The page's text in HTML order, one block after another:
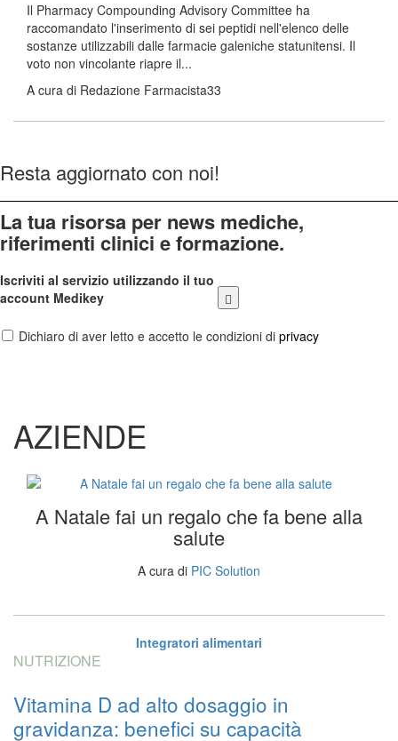
Il Pharmacy Compounding Advisory Committee ha
raccomandato l'inserimento di sei peptidi nell'elenco delle
sostanze utilizzabili dalle farmacie galeniche statunitensi. Il
voto non vincolante riapre il...
A cura di Redazione Farmacista33
Resta aggiornato con noi!
La tua risorsa per news mediche,
riferimenti clinici e formazione.
Iscriviti al servizio utilizzando il tuo
account Medikey
Dichiaro di aver letto e accetto le condizioni di privacy
AZIENDE
A Natale fai un regalo che fa bene alla
salute
A cura di PIC Solution
Integratori alimentari
NUTRIZIONE
Vitamina D ad alto dosaggio in
gravidanza: benefici su capacità